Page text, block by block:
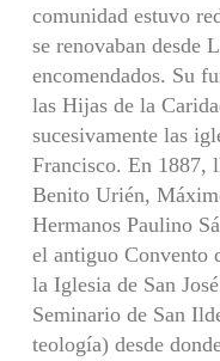
comunidad estuvo
se renovaban desde
encomendados. Su
las Hijas de la
sucesivamente las
Francisco. En 1887,
Benito Urién,
Hermanos Paulino
el antiguo Convento
la Iglesia de San
Seminario de San
teología) desde